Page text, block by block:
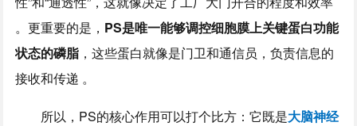
。更重要的是， PS是唯一能够调控细胞膜上关键蛋白功能
状态的磷脂 ，这些蛋白就像是门卫和通信员，负责信息的
接收和传递 。
所以，PS的核心作用可以打个比方：它既是大脑神经